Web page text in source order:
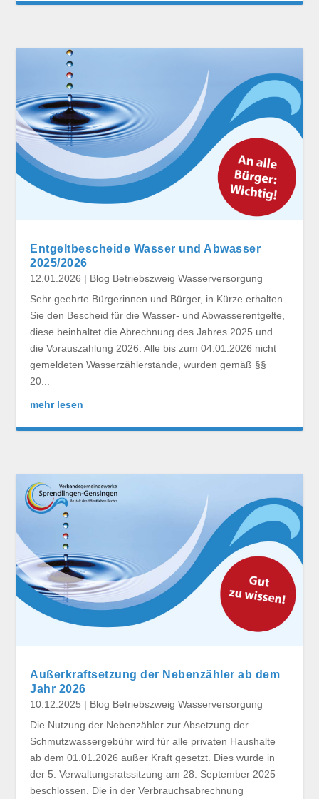
Entgeltbescheide Wasser und Abwasser
2025/2026
12.01.2026 | Blog Betriebszweig Wasserversorgung
Sehr geehrte Bürgerinnen und Bürger, in Kürze erhalten
Sie den Bescheid für die Wasser- und Abwasserentgelte,
diese beinhaltet die Abrechnung des Jahres 2025 und
die Vorauszahlung 2026. Alle bis zum 04.01.2026 nicht
gemeldeten Wasserzählerstände, wurden gemäß §§
20...
mehr lesen
Außerkraftsetzung der Nebenzähler ab dem
Jahr 2026
10.12.2025 | Blog Betriebszweig Wasserversorgung
Die Nutzung der Nebenzähler zur Absetzung der
Schmutzwassergebühr wird für alle privaten Haushalte
ab dem 01.01.2026 außer Kraft gesetzt. Dies wurde in
der 5. Verwaltungsratssitzung am 28. September 2025
beschlossen. Die in der Verbrauchsabrechnung